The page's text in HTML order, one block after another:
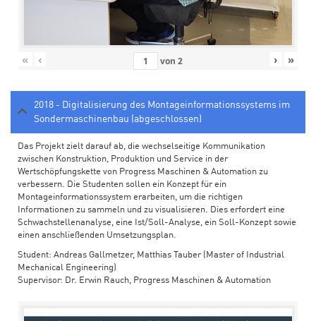
« ‹ von 2 › »
2018 - Digitalisierung des Montageinformationssystems im
Sondermaschinenbau (abgeschlossen)
Das Projekt zielt darauf ab, die wechselseitige Kommunikation
zwischen Konstruktion, Produktion und Service in der
Wertschöpfungskette von Progress Maschinen & Automation zu
verbessern. Die Studenten sollen ein Konzept für ein
Montageinformationssystem erarbeiten, um die richtigen
Informationen zu sammeln und zu visualisieren. Dies erfordert eine
Schwachstellenanalyse, eine Ist/Soll-Analyse, ein Soll-Konzept sowie
einen anschließenden Umsetzungsplan.
Student: Andreas Gallmetzer, Matthias Tauber (Master of Industrial
Mechanical Engineering)
Supervisor: Dr. Erwin Rauch, Progress Maschinen & Automation